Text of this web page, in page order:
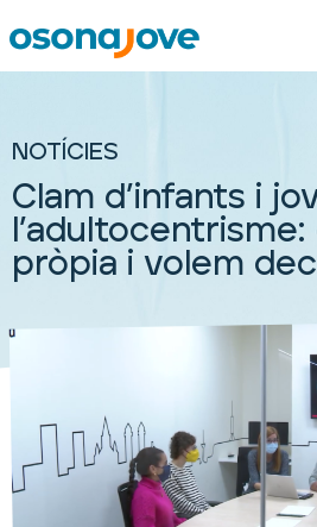
NOTÍCIES
Clam d’infants i
pròpia i volem